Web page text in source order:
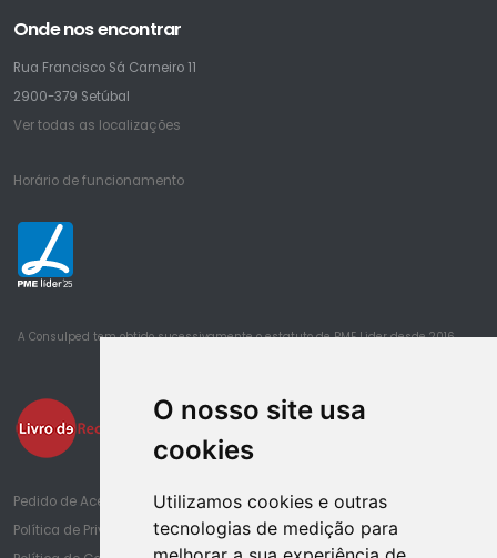
O nosso site usa
cookies
Utilizamos cookies e outras
tecnologias de medição para
Onde nos encontrar
Rua Francisco Sá Carneiro 11
2900-379 Setúbal
Ver todas as localizações
Horário de funcionamento
25
A Consulped tem obtido sucessivamente o estatuto de PME Lider desde 2016
Pedido de Acesso à Informação de Saúde
Política de Privacidade